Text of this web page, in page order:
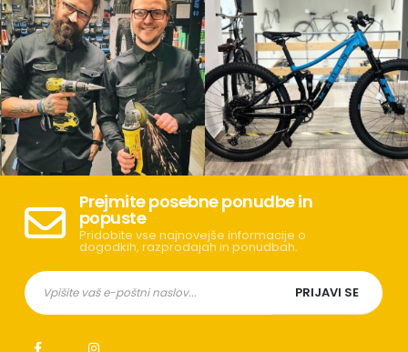
Prejmite posebne ponudbe in
popuste
Pridobite vse najnovejše informacije o
dogodkih, razprodajah in ponudbah.